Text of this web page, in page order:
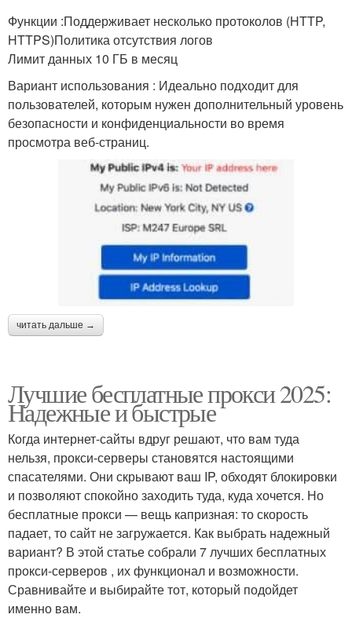
Функции :Поддерживает несколько протоколов (HTTP,
HTTPS)Политика отсутствия логов
Лимит данных 10 ГБ в месяц
Вариант использования : Идеально подходит для
пользователей, которым нужен дополнительный уровень
безопасности и конфиденциальности во время
просмотра веб-страниц.
читать дальше →
Лучшие бесплатные прокси 2025:
Надежные и быстрые
Когда интернет-сайты вдруг решают, что вам туда
нельзя, прокси-серверы становятся настоящими
спасателями. Они скрывают ваш IP, обходят блокировки
и позволяют спокойно заходить туда, куда хочется. Но
бесплатные прокси — вещь капризная: то скорость
падает, то сайт не загружается. Как выбрать надежный
вариант? В этой статье собрали 7 лучших бесплатных
прокси-серверов , их функционал и возможности.
Сравнивайте и выбирайте тот, который подойдет
именно вам.